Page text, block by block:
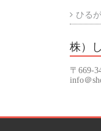
PHP
ひる
株）
〒669-
info＠